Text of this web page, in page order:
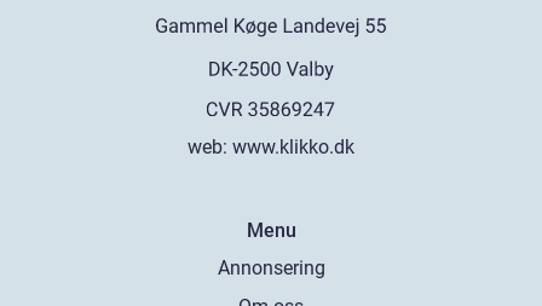
web: www.klikko.dk
Menu
Annonsering